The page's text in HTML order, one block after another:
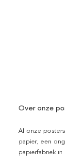
Over onze
Al onze
papier, een
papierfabriek